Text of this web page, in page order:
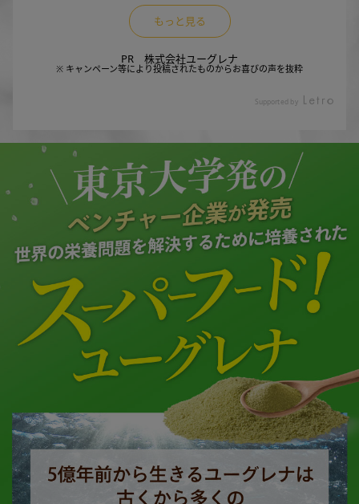
ロップスタイリング #物撮
adanieuglena アンバサダー
に選んでいただきました😊
ありがとうございます💕 ┈
┈ ┈ ┈ ┈ ┈ ┈ ┈ ┈ ┈ ┈
いつも見ていただきありが
┈ ┈ ┈ ┈ ┈ ┈ ┈ ┈ #か
#菌活 #栄養補給 #PR #sna
pmart #パンケーキ #ホット
ケーキ #ひまわり #物撮り#
アンバサダー #商品紹介 #商
品撮影 #foodforthought_s
hop #スタイリングフォト #
stylingphotography #から
だにいいおやつ #からだに
やさしいおやつ #からだに
やさしい
の？ヨーグルトに「からだ
にユーグレナ、やさしいフ
ルーツオレパウダー」を混
ぜて栄養素をパワーアッ
プ！！してみました♡ ・ ・
にくわえるだけで ユーグレ
ナに含まれるビタミン、ミ
ネラル アミノ酸など59種類
もの豊富な栄養素が 手軽に
取れるのが◎ その上乳酸菌
＋沖縄黒糖&フルーツ4種🥭
なんて 美味しくないわけが
ない｡･:*:･(*´ｰ`*人) この美
うだし これはもう苦手の夏
を乗り切る 強〜い味方にな
ってくれそう✨✨ #からだに
ユーグレナ アンバサダーに
選んでいただきました♡ ・
・ @karadanieuglena #か
らだにユーグレナ #ユーグ
pmart #ライフスタイル #朝
食 #軽食 #ブレイクタイム #
japan_photo #japan_of_ins
ta #日常の風景 #おうち時間
#暮らしを楽しむ #商品紹介
そうなると気になり出すの
が栄養面。 本当は食事で摂
れるのが一番なんだと思い
ますが、なかなか難しいの
でユーグレナに補ってもら
も始まってヤキモキしてそ
でアイスバーを作ってみま
した。 ヨーグルトと牛乳と
ユーグレナで最強のアイス
バーだと勝手に思ってま
す。 からだにユーグレナの
アンバサダーに選んでいた
だきました。 ユーグレナさ
ん @karadanieuglena ユー
グレナオンラインさん @eu
glena_online #からだにユ
ーグレナ #ユーグレナ #健康
な暮らし #乳酸菌 #菌活 #栄
養補給 #PR #snapmart #商
品撮影 #物撮り #おきがくら
ぶ #置き画 #置き画倶楽部 #
テーブルフォト
もっと見る
※ キャンペーン等により投稿されたものからお喜びの声を抜粋
PR 株式会社ユーグレナ
Supported by